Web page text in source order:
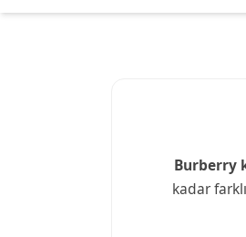
Burberry
kadar